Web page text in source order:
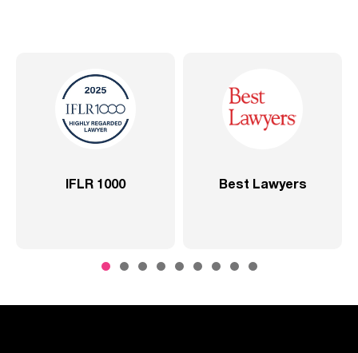
Best Lawyers
2020 –